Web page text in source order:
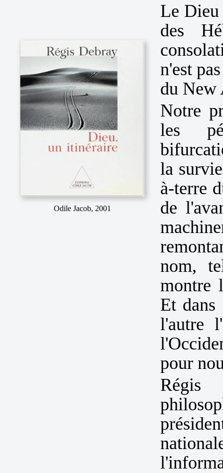
Odile Jacob, 2001
Le Dieu
des
n'est
du New
Notre
les
la
à-terre
de
nom,
montre
Et
l'autre
pour
Régis